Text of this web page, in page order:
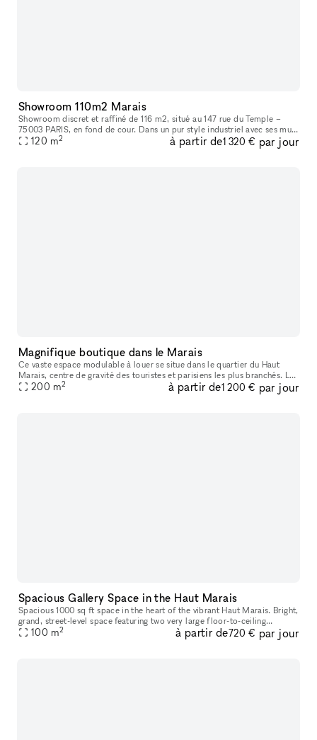
Showroom 110m2 Marais
Showroom discret et raffiné de 116 m2, situé au 147 rue du Temple –
75003 PARIS, en fond de cour. Dans un pur style industriel avec ses murs
blancs et son sol en béton, il bénéficie d’une lumière du
120 m2 à partir de1 320 € par jour
Magnifique boutique dans le Marais
Ce vaste espace modulable à louer se situe dans le quartier du Haut
Marais, centre de gravité des touristes et parisiens les plus branchés. Les
boutiques y sont pointues, les bars et restaurants, con
200 m2 à partir de1 200 € par jour
Spacious Gallery Space in the Haut Marais
Spacious 1000 sq ft space in the heart of the vibrant Haut Marais. Bright,
grand, street-level space featuring two very large floor-to-ceiling
windows that open directly onto the street, offering str
100 m2 à partir de720 € par jour